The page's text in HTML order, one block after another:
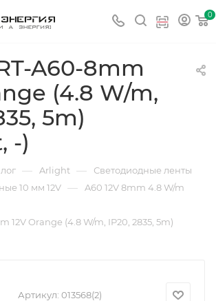
0
A60-8mm
(4.8 W/m,
5m)
-)
— Arlight — Светодиодные ленты
10 мм 12V — A60 12V 8mm 4.8 W/m
12V Orange (4.8 W/m, IP20, 2835, 5m)
Артикул: 013568(2)